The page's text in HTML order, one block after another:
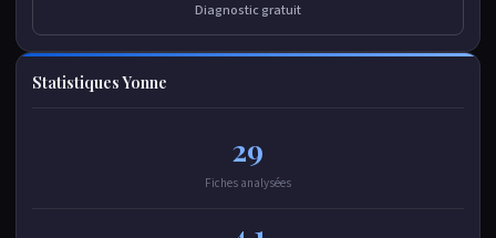
Diagnostic gratuit
Statistiques Yonne
29
Fiches analysées